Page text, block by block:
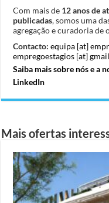
Com mais de 12 anos de
publicadas, somos uma
agregação e curadoria
Contacto: equipa [at]
empregoestagios [at]
Saiba mais sobre nós e a
LinkedIn
Mais ofertas